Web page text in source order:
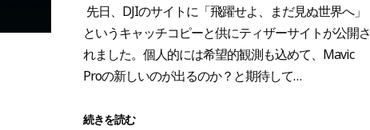
先日、DJIのサイトに「飛躍せよ、まだ見ぬ世界へ」
というキャッチコピーと供にティザーサイトが公開さ
れました。個人的には希望的観測も込めて、Mavic
Proの新しいのが出るのか？と期待して…
続きを読む